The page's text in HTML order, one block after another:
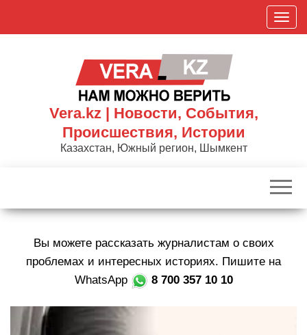
П
о
к
р
Vera.kz | Новости, События,
Происшествия, Истории
Казахстан, Южный регион, Шымкент
Вы можете рассказать журналистам о своих
проблемах и интересных историях. Пишите на
WhatsApp
8 700 357 10 10